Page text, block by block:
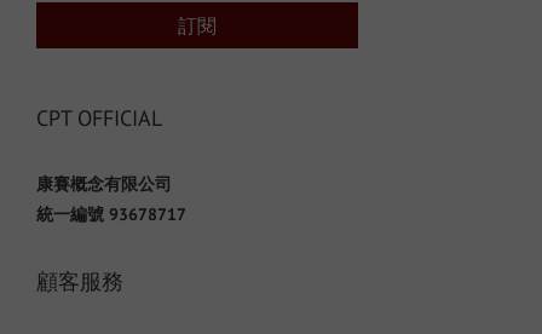
訂閱
CPT OFFICIAL
康賽概念有限公司
統一編號 93678717
顧客服務